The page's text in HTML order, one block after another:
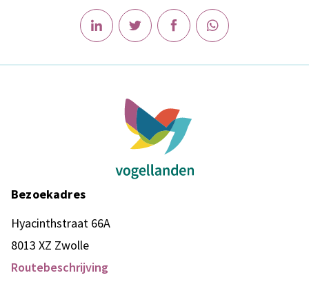
Bezoekadres
Hyacinthstraat 66A
8013 XZ Zwolle
Routebeschrijving